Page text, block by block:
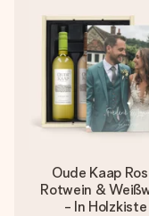
Oude Kaap
Rotwein &
- In Holzkiste